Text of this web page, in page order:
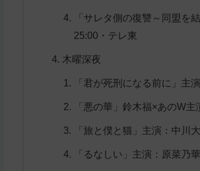
「サレタ側の復讐～同盟を
25:00・テレ東
木曜深夜
「君が死刑になる前に」主
「悪の華」鈴木福×あのW
「旅と僕と猫」主演：中川
「るなしい」主演：原菜乃